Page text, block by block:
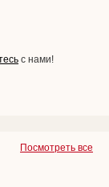
с нами!
Посмотреть все